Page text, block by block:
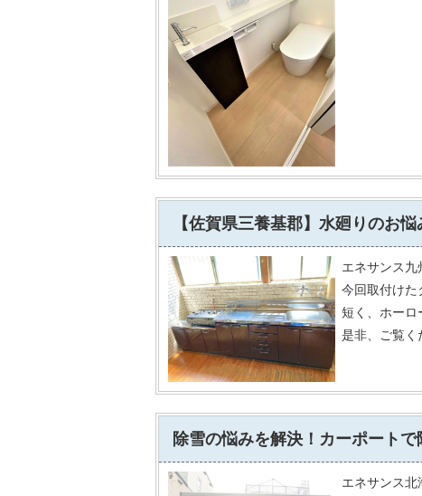
【佐賀県三養基郡】水廻りのお
エネサンス九
今回取付けた
短く、ホー
是非、ご覧く
除雪の悩みを解決！カーポートで
エネサンス北